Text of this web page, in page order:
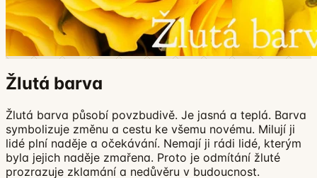
Žlutá barva
Žlutá barva působí povzbudivě. Je jasná a teplá. Barva
symbolizuje změnu a cestu ke všemu novému. Milují ji
lidé plní naděje a očekávání. Nemají ji rádi lidé, kterým
byla jejich naděje zmařena. Proto je odmítání žluté
prozrazuje zklamání a nedůvěru v budoucnost.